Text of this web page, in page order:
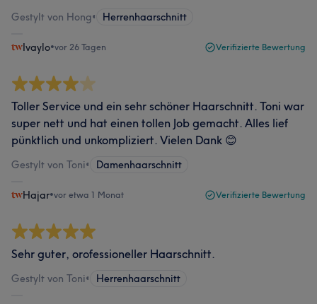
Gestylt von Hong• Herrenhaarschnitt
Ivaylo•vor 26 Tagen Verifizierte Bewertung
Toller Service und ein sehr schöner Haarschnitt. Toni war
super nett und hat einen tollen Job gemacht. Alles lief
pünktlich und unkompliziert. Vielen Dank 😊
Gestylt von Toni• Damenhaarschnitt
Hajar•vor etwa 1 Monat Verifizierte Bewertung
Sehr guter, orofessioneller Haarschnitt.
Gestylt von Toni• Herrenhaarschnitt